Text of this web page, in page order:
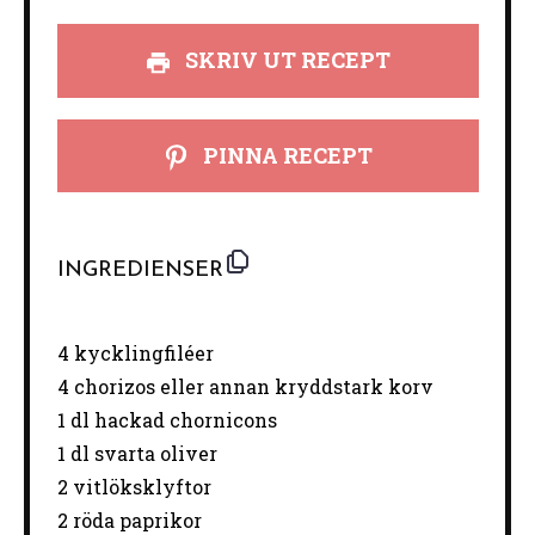
SKRIV UT RECEPT
PINNA RECEPT
INGREDIENSER
4 kycklingfiléer
4 chorizos eller annan kryddstark korv
1 dl hackad chornicons
1 dl svarta oliver
2 vitlöksklyftor
2 röda paprikor